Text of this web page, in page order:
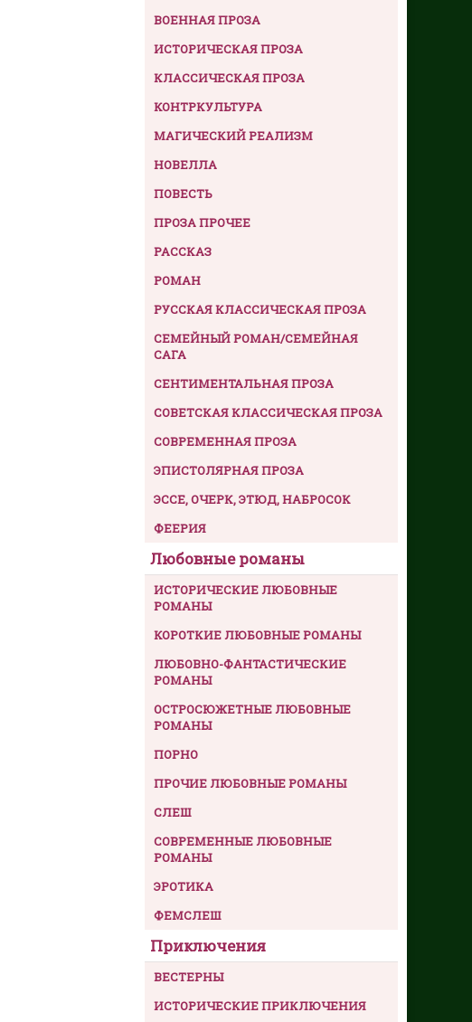
ВОЕННАЯ ПРОЗА
ИСТОРИЧЕСКАЯ ПРОЗА
КЛАССИЧЕСКАЯ ПРОЗА
КОНТРКУЛЬТУРА
МАГИЧЕСКИЙ РЕАЛИЗМ
НОВЕЛЛА
ПОВЕСТЬ
ПРОЗА ПРОЧЕЕ
РАССКАЗ
РОМАН
РУССКАЯ КЛАССИЧЕСКАЯ ПРОЗА
СЕМЕЙНЫЙ РОМАН/СЕМЕЙНАЯ
САГА
СЕНТИМЕНТАЛЬНАЯ ПРОЗА
СОВЕТСКАЯ КЛАССИЧЕСКАЯ ПРОЗА
СОВРЕМЕННАЯ ПРОЗА
ЭПИСТОЛЯРНАЯ ПРОЗА
ЭССЕ, ОЧЕРК, ЭТЮД, НАБРОСОК
ФЕЕРИЯ
Любовные романы
ИСТОРИЧЕСКИЕ ЛЮБОВНЫЕ
РОМАНЫ
КОРОТКИЕ ЛЮБОВНЫЕ РОМАНЫ
ЛЮБОВНО-ФАНТАСТИЧЕСКИЕ
РОМАНЫ
ОСТРОСЮЖЕТНЫЕ ЛЮБОВНЫЕ
РОМАНЫ
ПОРНО
ПРОЧИЕ ЛЮБОВНЫЕ РОМАНЫ
СЛЕШ
СОВРЕМЕННЫЕ ЛЮБОВНЫЕ
РОМАНЫ
ЭРОТИКА
ФЕМСЛЕШ
Приключения
ВЕСТЕРНЫ
ИСТОРИЧЕСКИЕ ПРИКЛЮЧЕНИЯ